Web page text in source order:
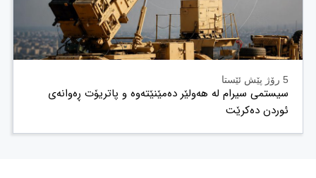
5 رۆژ پێش ئێستا
سیستمی سیرام لە هەولێر دەمێنێتەوە و پاتریۆت ڕەوانەی
ئوردن دەکرێت